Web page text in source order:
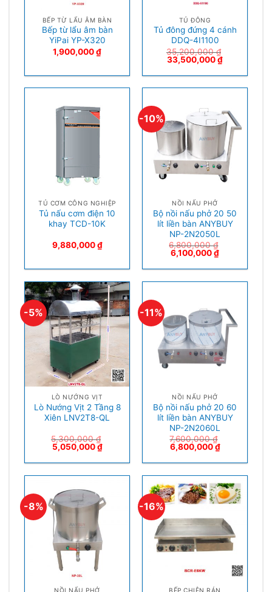
BẾP TỪ LẨU ÂM BÀN
Bếp từ lẩu âm bàn
YiPai YP-X320
1,900,000₫
TỦ ĐÔNG
Tủ đông đứng 4 cánh
DDQ-4I1100
35,200,000₫
33,500,000₫
TỦ CƠM CÔNG NGHIỆP
Tủ nấu cơm điện 10
khay TCD-10K
9,880,000₫
-10%
NỒI NẤU PHỞ
Bộ nồi nấu phở 20 50
lít liền bàn ANYBUY
NP-2N2050L
6,800,000₫
6,100,000₫
-5%
LÒ NƯỚNG VỊT
Lò Nướng Vịt 2 Tầng 8
Xiên LNV2T8-QL
5,300,000₫
5,050,000₫
-11%
NỒI NẤU PHỞ
Bộ nồi nấu phở 20 60
lít liền bàn ANYBUY
NP-2N2060L
7,600,000₫
6,800,000₫
-8%
NỒI NẤU PHỞ
-16%
BẾP CHIÊN RÁN